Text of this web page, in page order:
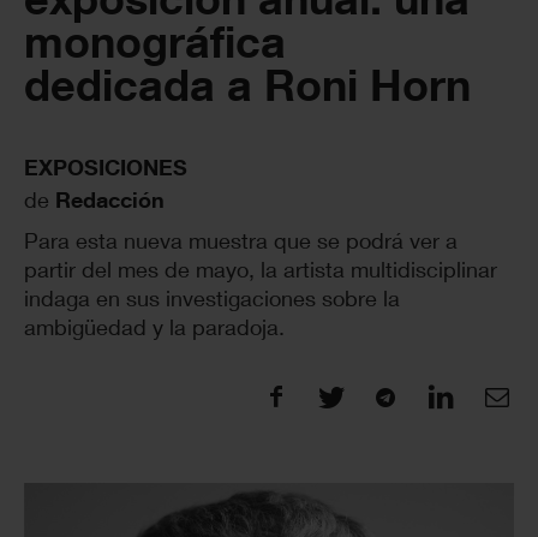
monográfica
dedicada a Roni Horn
EXPOSICIONES
de Redacción
Para esta nueva muestra que se podrá ver a
partir del mes de mayo, la artista multidisciplinar
indaga en sus investigaciones sobre la
ambigüedad y la paradoja.